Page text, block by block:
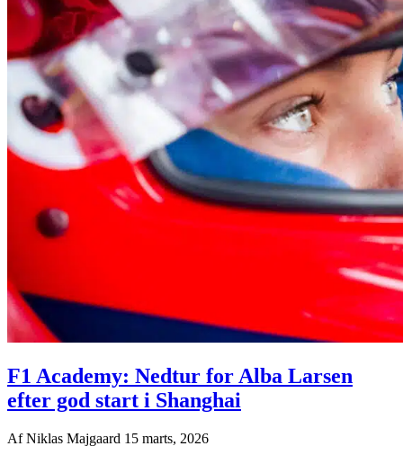
F1 Academy: Nedtur for Alba Larsen
efter god start i Shanghai
AfNiklas Majgaard 15 marts, 2026